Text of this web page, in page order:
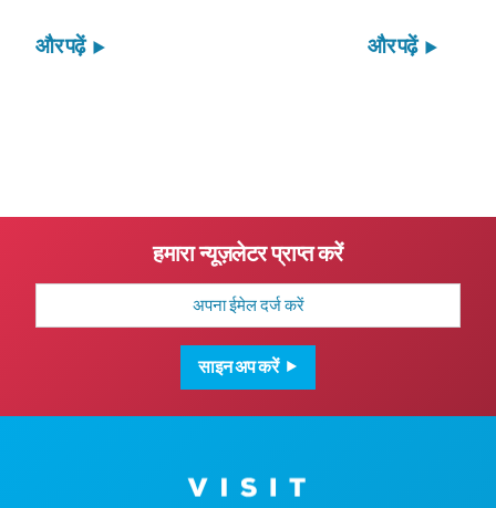
और पढ़ें और पढ़ें
हमारा न्यूज़लेटर प्राप्त करें
साइन अप करें